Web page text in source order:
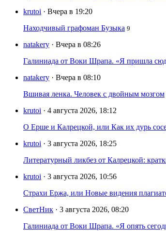
krutoi · Вчера в 19:20
Находчивый графоман Бузыка 9
natakery · Вчера в 08:26
Галиниада от Воки Шрапа. «Я пришла
natakery · Вчера в 08:10
Вшивая ленка. Человек с двойным мозгом
krutoi · 4 августа 2026, 18:12
О Ерше и Калрецкой, или Как их дурь
krutoi · 3 августа 2026, 18:25
Литературный ликбез от Калрецкой:
krutoi · 3 августа 2026, 10:56
Страхи Ержа, или Новые видения
СветНик · 3 августа 2026, 08:20
Галиниада от Воки Шрапа. «Я опять